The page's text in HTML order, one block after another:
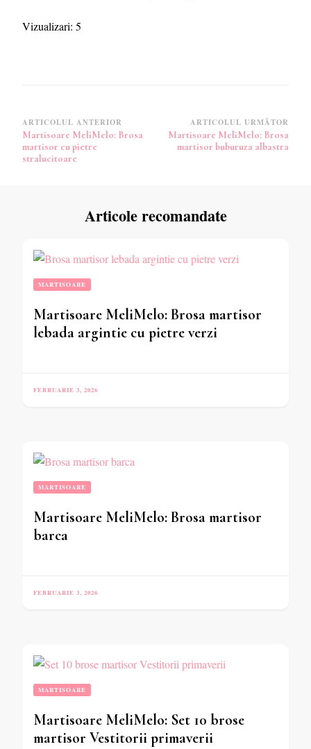
Vizualizari: 5
Navigare
în
articole
ARTICOLUL ANTERIOR
Martisoare MeliMelo: Brosa
martisor cu pietre
stralucitoare
ARTICOLUL URMĂTOR
Martisoare MeliMelo: Brosa
martisor buburuza albastra
Articole recomandate
MARTISOARE
Martisoare MeliMelo: Brosa martisor
lebada argintie cu pietre verzi
FEBRUARIE 3, 2026
MARTISOARE
Martisoare MeliMelo: Brosa martisor
barca
FEBRUARIE 3, 2026
MARTISOARE
Martisoare MeliMelo: Set 10 brose
martisor Vestitorii primaverii